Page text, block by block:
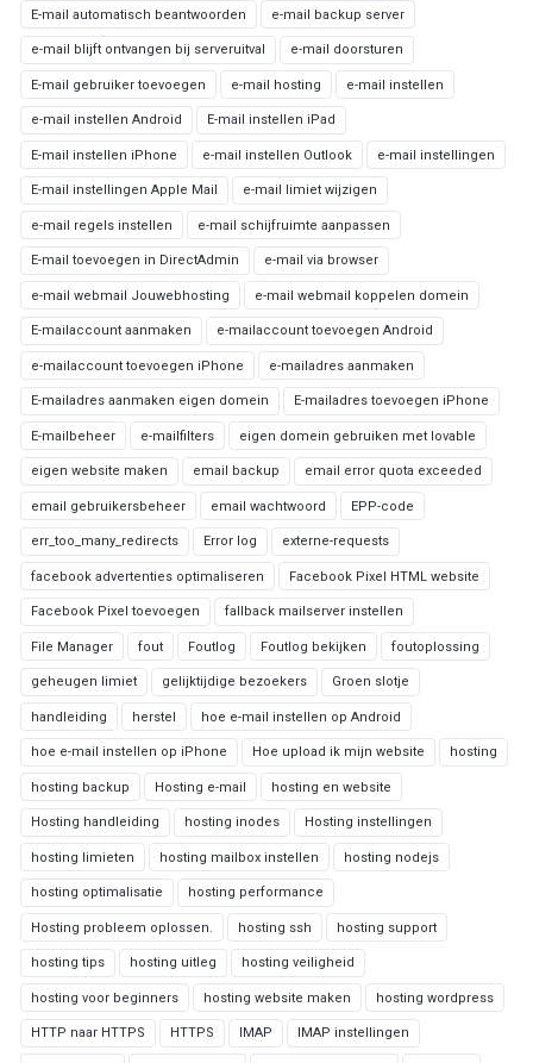
E-mail automatisch beantwoorden e-mail backup server
e-mail blijft ontvangen bij serveruitval e-mail doorsturen
E-mail gebruiker toevoegen e-mail hosting e-mail instellen
e-mail instellen Android E-mail instellen iPad
E-mail instellen iPhone e-mail instellen Outlook e-mail instellingen
E-mail instellingen Apple Mail e-mail limiet wijzigen
e-mail regels instellen e-mail schijfruimte aanpassen
E-mail toevoegen in DirectAdmin e-mail via browser
e-mail webmail Jouwebhosting e-mail webmail koppelen domein
E-mailaccount aanmaken e-mailaccount toevoegen Android
e-mailaccount toevoegen iPhone e-mailadres aanmaken
E-mailadres aanmaken eigen domein E-mailadres toevoegen iPhone
E-mailbeheer e-mailfilters eigen domein gebruiken met lovable
eigen website maken email backup email error quota exceeded
email gebruikersbeheer email wachtwoord EPP-code
err_too_many_redirects Error log externe-requests
facebook advertenties optimaliseren Facebook Pixel HTML website
Facebook Pixel toevoegen fallback mailserver instellen
File Manager fout Foutlog Foutlog bekijken foutoplossing
geheugen limiet gelijktijdige bezoekers Groen slotje
handleiding herstel hoe e-mail instellen op Android
hoe e-mail instellen op iPhone Hoe upload ik mijn website hosting
hosting backup Hosting e-mail hosting en website
Hosting handleiding hosting inodes Hosting instellingen
hosting limieten hosting mailbox instellen hosting nodejs
hosting optimalisatie hosting performance
Hosting probleem oplossen. hosting ssh hosting support
hosting tips hosting uitleg hosting veiligheid
hosting voor beginners hosting website maken hosting wordpress
HTTP naar HTTPS HTTPS IMAP IMAP instellingen